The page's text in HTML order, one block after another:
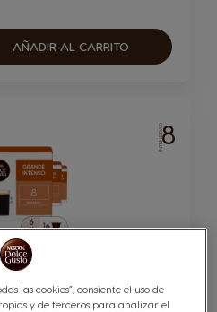
AÑADIR AL CARRITO
INTENSIDAD8
96 Cápsulas
las cookies”, consiente el uso de
y de terceros para analizar el